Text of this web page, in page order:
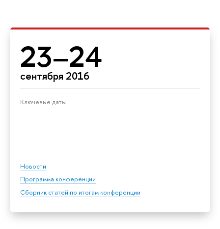
23–24
сентября 2016
Ключевые даты
Новости
Программа конференции
Сборник статей по итогам конференции